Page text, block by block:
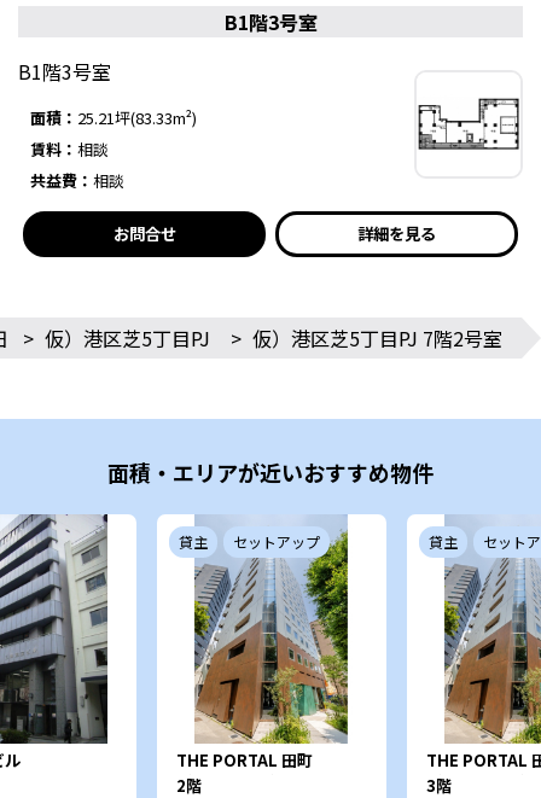
B1階3号室
B1階3号室
面積： 25.21坪(83.33m²)
賃料： 相談
共益費： 相談
お問合せ 詳細を見る
> 仮）港区芝5丁目PJ > 仮）港区芝5丁目PJ 7階2号室
面積・エリアが近いおすすめ物件
ル
貸主 セットアップ
THE PORTAL 田町
（旧：藤ビル）
2階
貸主 セット
THE
（旧：藤ビル）
3階